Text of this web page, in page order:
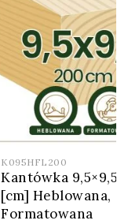
K095HFL200
Kantówka
[cm] Heblowana,
Formatowana